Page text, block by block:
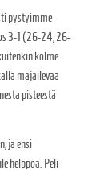
pystyimme
3-1 (26-24, 26-
kolme
majailevaa
pisteestä
ja ensi
helppoa. Peli